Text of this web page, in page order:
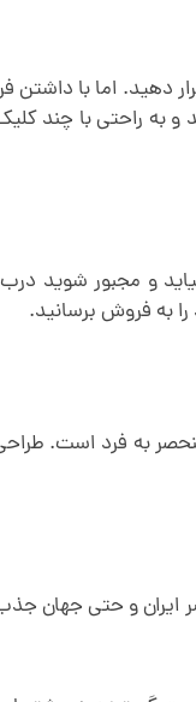
دید میلیون ها کاربر قرار
راحتی با چند کلیک
و مجبور شوید
به فروش برسانید.
به فرد است. طراحی
ایران و حتی جهان